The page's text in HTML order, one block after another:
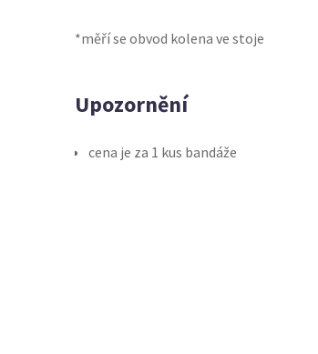
*měří se obvod kolena ve stoje
Upozornění
cena je za 1 kus bandáže